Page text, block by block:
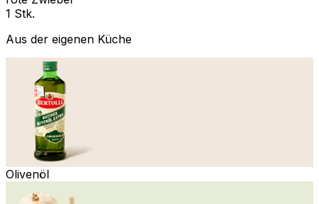
1 Stk.
Aus der eigenen Küche
Olivenöl